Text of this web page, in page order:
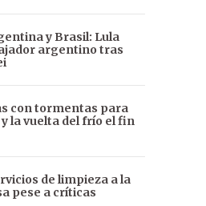
y Brasil: Lula
argentino tras
con tormentas para
la vuelta del frío el fin
de limpieza a la
pese a críticas